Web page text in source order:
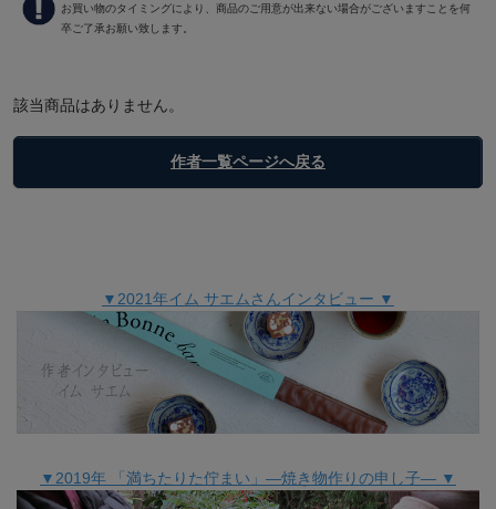
お買い物のタイミングにより、商品のご用意が出来ない場合がございますことを何
卒ご了承お願い致します。
該当商品はありません。
作者一覧ページへ戻る
▼2021年イム サエムさんインタビュー ▼
▼2019年 「満ちたりた佇まい」―焼き物作りの申し子― ▼